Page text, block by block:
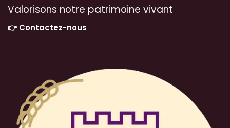
Valorisons notre patrimoine vivant
👉 Contactez-nous